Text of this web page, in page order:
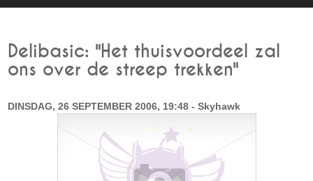
Delibasic: "Het thuisvoordeel zal
ons over de streep trekken"
DINSDAG, 26 SEPTEMBER 2006, 19:48 - Skyhawk